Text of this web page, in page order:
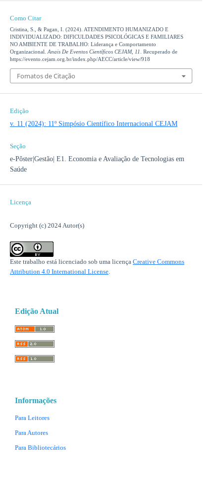
Como Citar
Cristina, S., & Pagan, I. (2024). ATENDIMENTO HUMANIZADO E
INDIVIDUALIZADO: DIFICULDADES PSICOLÓGICAS E FAMILIARES
NO AMBIENTE DE TRABALHO: Liderança e Comportamento
Organizacional. Anais De Eventos Científicos CEJAM, 11
. Recuperado de
https://evento.cejam.org.br/index.php/AECC/article/view/918
Fomatos de Citação
Edição
v. 11 (2024): 11º Simpósio Científico Internacional CEJAM
Seção
e-Pôster|Gestão| E1. Economia e Avaliação de Tecnologias em
Saúde
Licença
Copyright (c) 2024 Autor(s)
Este trabalho está licenciado sob uma licença Creative Commons
Attribution 4.0 International License.
Edição Atual
Informações
Para Leitores
Para Autores
Para Bibliotecários